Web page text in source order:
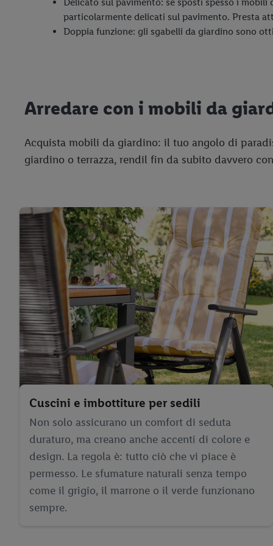
particolarmente delicati sul pavimento. Presta
Doppia funzione: gli sgabelli da giardino sono
Arredare con i mobili da
Acquista mobili da giardino: il tuo angolo di
giardino o terrazza, rendil fin da subito davvero
Cuscini e imbottiture per sedili
Non solo assicurano un comfort di seduta
duraturo, ma creano anche accenti di colore e
design. La regola è: tutto ciò che vi piace è
permesso. Le sfumature naturali senza tempo
come il grigio, il marrone o il verde funzionano
sempre.